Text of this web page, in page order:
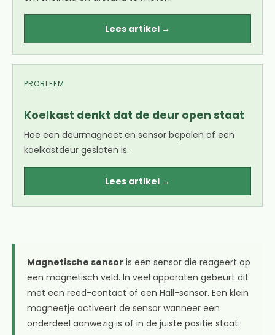
Lees artikel →
PROBLEEM
Koelkast denkt dat de deur open staat
Hoe een deurmagneet en sensor bepalen of een
koelkastdeur gesloten is.
Lees artikel →
Magnetische sensor is een sensor die reageert op
een magnetisch veld. In veel apparaten gebeurt dit
met een reed-contact of een Hall-sensor. Een klein
magneetje activeert de sensor wanneer een
onderdeel aanwezig is of in de juiste positie staat.